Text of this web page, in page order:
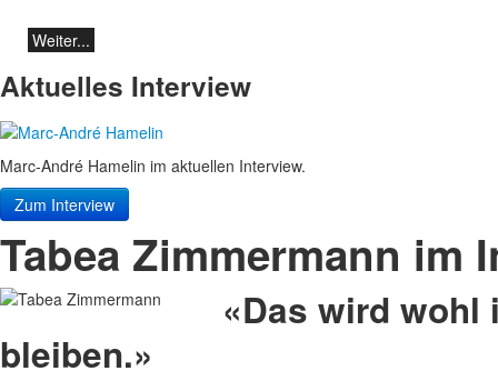
Weiter...
Aktuelles Interview
Marc-André Hamelin im aktuellen Interview.
Zum Interview
Tabea Zimmermann im
«Das wird wohl
bleiben.»